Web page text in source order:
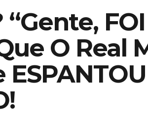
“Gente, FOI
O Real